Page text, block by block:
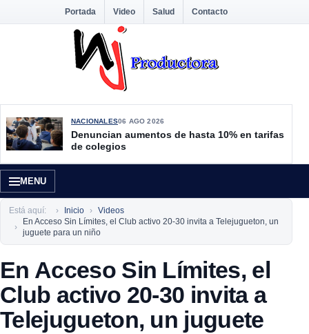
Portada Video Salud Contacto
NACIONALES06 AGO 2026
Denuncian aumentos de hasta 10% en tarifas
de colegios
MENU
Está aquí: Inicio
Videos
En Acceso Sin Límites, el Club activo 20-30 invita a Telejugueton, un
juguete para un niño
En Acceso Sin Límites, el
Club activo 20-30 invita a
Telejugueton, un juguete